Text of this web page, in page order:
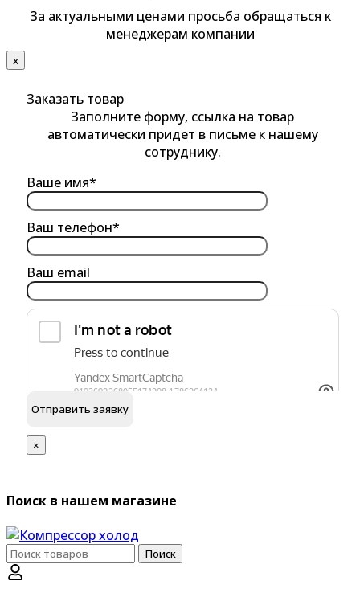
За актуальными ценами просьба обращаться к
менеджерам компании
х
Заказать товар
Заполните форму, ссылка на товар
автоматически придет в письме к нашему
сотруднику.
Ваше имя*
Ваш телефон*
Ваш email
Я согласен наобработку персональных данных
×
Поиск в нашем магазине
Поиск
по:
Поиск